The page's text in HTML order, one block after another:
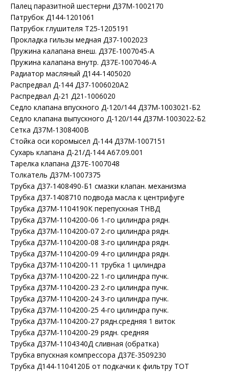
Палец паразитной шестерни Д37М-1002170
Патрубок Д144-1201061
Патрубок глушителя Т25-1205191
Прокладка гильзы медная Д37-1002023
Пружина калапана внеш. Д37Е-1007045-А
Пружина калапана внутр. Д37Е-1007046-А
Радиатор масляный Д144-1405020
Распредвал Д-144 Д37-1006020А2
Распредвал Д-21 Д21-1006020
Седло клапана впускного Д-120/144 Д37М-1003021-Б2
Седло клапана выпускного Д-120/144 Д37М-1003022-Б2
Сетка Д37М-1308400В
Стойка оси коромысел Д-144 Д37М-1007151
Сухарь клапана Д-21/Д-144 А67.09.001
Тарелка клапана Д37Е-1007048
Толкатель Д37М-1007375
Трубка Д37-1408490-Б1 смазки клапан. механизма
Трубка Д37-1408710 подвода масла к центрифуге
Трубка Д37М-1104190К перепускная ТНВД
Трубка Д37М-1104200-06 1-го цилиндра рядн.
Трубка Д37М-1104200-07 2-го цилиндра рядн.
Трубка Д37М-1104200-08 3-го цилиндра рядн.
Трубка Д37М-1104200-09 4-го цилиндра рядн.
Трубка Д37М-1104200-11 трубка 1 цилиндра
Трубка Д37М-1104200-22 1-го цилиндра пучк.
Трубка Д37М-1104200-23 2-го цилиндра пучк.
Трубка Д37М-1104200-24 3-го цилиндра пучк.
Трубка Д37М-1104200-25 4-го цилиндра пучк.
Трубка Д37М-1104200-27 рядн.средняя 1 виток
Трубка Д37М-1104200-29 рядн. средняя
Трубка Д37М-1104340Д сливная (обратка)
Трубка впускная компрессора Д37Е-3509230
Трубка Д144-1104120Б от подкачки к фильтру ТОТ